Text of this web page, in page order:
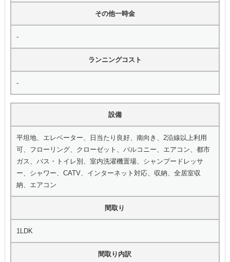
その他一時金
-
ランニングコスト
-
設備
平坦地、エレベーター、日当たり良好、南向き、2沿線以上利用
可、フローリング、クローゼット、バルコニー、エアコン、都市
ガス、バス・トイレ別、室内洗濯機置場、シャンプードレッサ
ー、シャワー、CATV、インターネット対応、収納、全居室収
納、エアコン
間取り
1LDK
間取り内訳